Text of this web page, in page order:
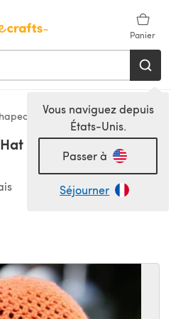
Panier
Vous naviguez depuis
États-Unis.
Passer à
Séjourner
in Red Heart Soft